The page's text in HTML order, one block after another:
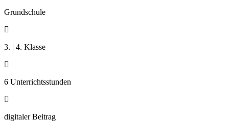
Grundschule

3. | 4. Klasse

6 Unterrichtsstunden

digitaler Beitrag